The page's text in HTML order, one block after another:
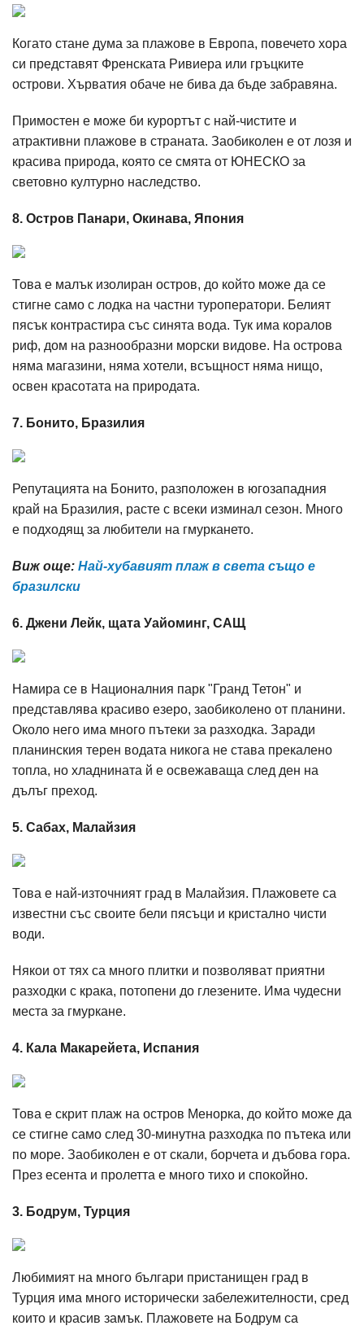
Когато стане дума за плажове в Европа, повечето хора
си представят Френската Ривиера или гръцките
острови. Хърватия обаче не бива да бъде забравяна.
Примостен е може би курортът с най-чистите и
атрактивни плажове в страната. Заобиколен е от лозя и
красива природа, която се смята от ЮНЕСКО за
световно културно наследство.
8. Остров Панари, Окинава, Япония
Това е малък изолиран остров, до който може да се
стигне само с лодка на частни туроператори. Белият
пясък контрастира със синята вода. Тук има коралов
риф, дом на разнообразни морски видове. На острова
няма магазини, няма хотели, всъщност няма нищо,
освен красотата на природата.
7. Бонито, Бразилия
Репутацията на Бонито, разположен в югозападния
край на Бразилия, расте с всеки изминал сезон. Много
е подходящ за любители на гмуркането.
Виж още: Най-хубавият плаж в света също е
бразилски
6. Джени Лейк, щата Уайоминг, САЩ
Намира се в Националния парк "Гранд Тетон" и
представлява красиво езеро, заобиколено от планини.
Около него има много пътеки за разходка. Заради
планинския терен водата никога не става прекалено
топла, но хладнината й е освежаваща след ден на
дълъг преход.
5. Сабах, Малайзия
Това е най-източният град в Малайзия. Плажовете са
известни със своите бели пясъци и кристално чисти
води.
Някои от тях са много плитки и позволяват приятни
разходки с крака, потопени до глезените. Има чудесни
места за гмуркане.
4. Кала Макарейета, Испания
Това е скрит плаж на остров Менорка, до който може да
се стигне само след 30-минутна разходка по пътека или
по море. Заобиколен е от скали, борчета и дъбова гора.
През есента и пролетта е много тихо и спокойно.
3. Бодрум, Турция
Любимият на много българи пристанищен град в
Турция има много исторически забележителности, сред
които и красив замък. Плажовете на Бодрум са